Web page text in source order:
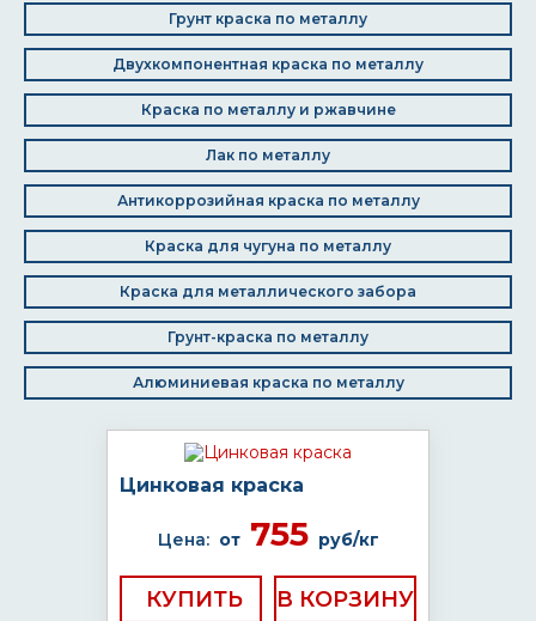
Грунт краска по металлу
Двухкомпонентная краска по металлу
Краска по металлу и ржавчине
Лак по металлу
Антикоррозийная краска по металлу
Краска для чугуна по металлу
Краска для металлического забора
Грунт-краска по металлу
Алюминиевая краска по металлу
Цинковая краска
Цена: от755 руб/кг
КУПИТЬ